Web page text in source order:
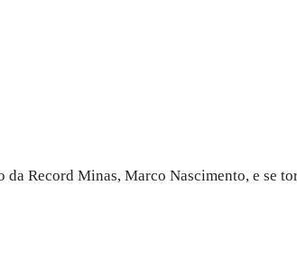
Record Minas, Marco Nascimento, e se